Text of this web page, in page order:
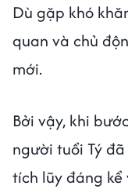
Dù gặp khó
quan và chủ
mới.
Bởi vậy, khi
người tuổi Tý
tích lũy đáng kể